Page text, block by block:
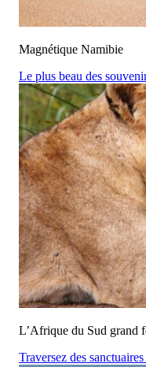
Magnétique Namibie
Le plus beau des
L’Afrique du Sud grand
Traversez des